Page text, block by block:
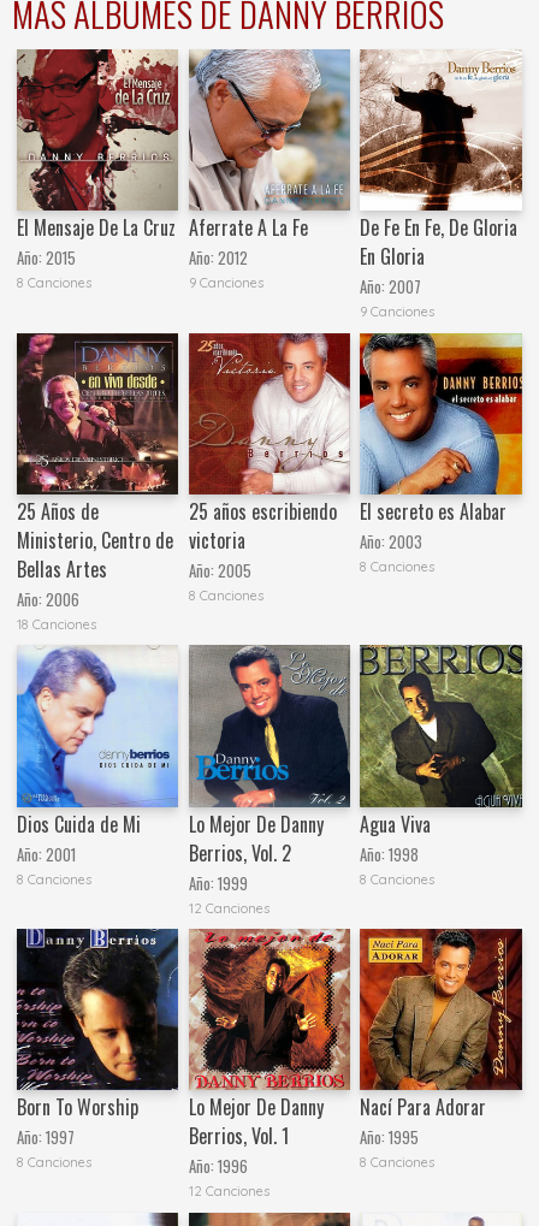
MAS ÁLBUMES DE DANNY BERRIOS
El Mensaje De La Cruz
Año:2015
8 Canciones
Aferrate A La Fe
Año: 2012
9 Canciones
De Fe En Fe, De Gloria
En Gloria
Año:2007
9 Canciones
25 Años de
Ministerio, Centro de
Bellas Artes
Año:2006
18 Canciones
25 años escribiendo
victoria
Año: 2005
8 Canciones
El secreto es Alabar
Año:2003
8 Canciones
Dios Cuida de Mi
Año:2001
8 Canciones
Lo Mejor De Danny
Berrios, Vol. 2
Año: 1999
12 Canciones
Agua Viva
Año:1998
8 Canciones
Born To Worship
Año:1997
8 Canciones
Lo Mejor De Danny
Berrios, Vol. 1
Año: 1996
12 Canciones
Nací Para Adorar
Año:1995
8 Canciones